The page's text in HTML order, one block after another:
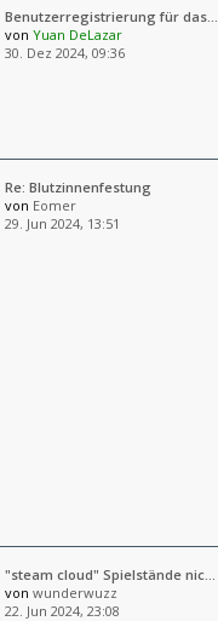
Benutzerregistrierung für das…
von Yuan DeLazar
30. Dez 2024, 09:36
Re: Blutzinnenfestung
von Eomer
29. Jun 2024, 13:51
"steam cloud" Spielstände nic…
von wunderwuzz
22. Jun 2024, 23:08